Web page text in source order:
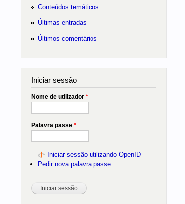
Conteúdos temáticos
Últimas entradas
Últimos comentários
Iniciar sessão
Nome de utilizador *
Palavra passe *
Iniciar sessão utilizando OpenID
Pedir nova palavra passe